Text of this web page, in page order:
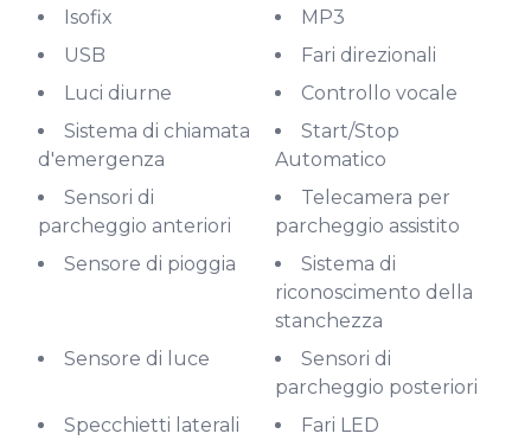
Isofix
MP3
USB
Fari direzionali
Luci diurne
Controllo vocale
Sistema di chiamata
d'emergenza
Start/Stop
Automatico
Sensori di
parcheggio anteriori
Telecamera per
parcheggio assistito
Sensore di pioggia
Sistema di
riconoscimento della
stanchezza
Sensore di luce
Sensori di
parcheggio posteriori
Specchietti laterali
Fari LED